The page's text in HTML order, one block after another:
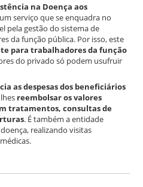
na Doença aos
um serviço que se enquadra no
pela gestão do sistema de
da função pública. Por isso, este
para trabalhadores da função
do privado só podem usufruir
as despesas dos beneficiários
reembolsar os valores
tratamentos, consultas de
. É também a entidade
realizando visitas